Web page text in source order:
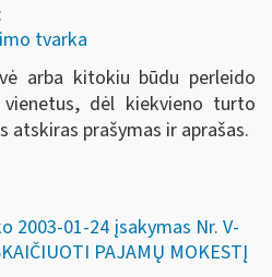
tvarka
arba kitokiu būdu perleido
dėl kiekvieno turto
prašymas ir aprašas.
2003-01-24 įsakymas Nr. V-
PAJAMŲ MOKESTĮ